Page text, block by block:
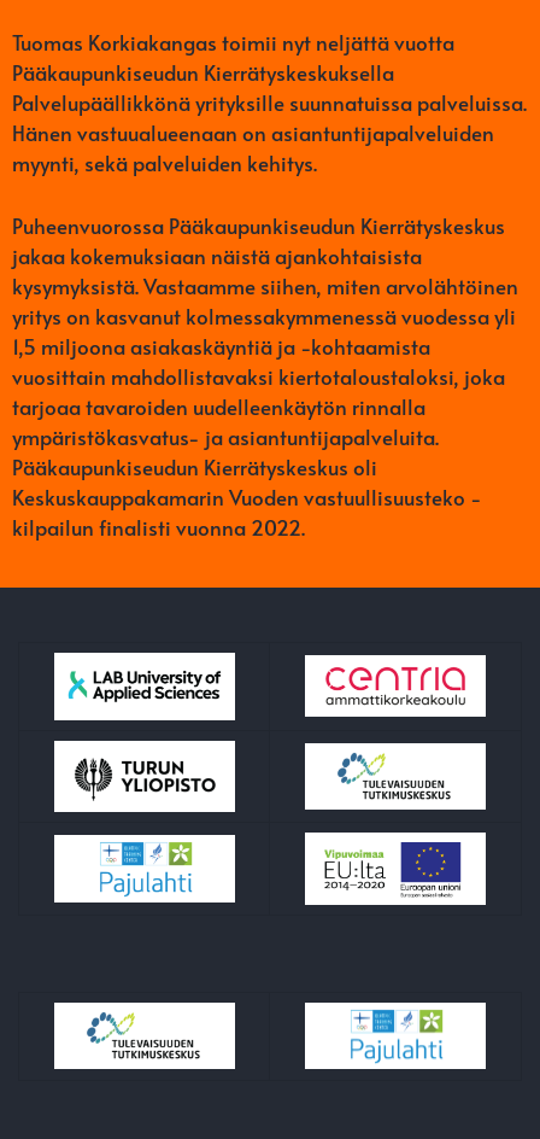
Tuomas Korkiakangas toimii nyt neljättä vuotta
Pääkaupunkiseudun Kierrätyskeskuksella
Palvelupäällikkönä yrityksille suunnatuissa palveluissa.
Hänen vastuualueenaan on asiantuntijapalveluiden
myynti, sekä palveluiden kehitys.
Puheenvuorossa Pääkaupunkiseudun Kierrätyskeskus
jakaa kokemuksiaan näistä ajankohtaisista
kysymyksistä. Vastaamme siihen, miten arvolähtöinen
yritys on kasvanut kolmessakymmenessä vuodessa yli
1,5 miljoona asiakaskäyntiä ja -kohtaamista
vuosittain mahdollistavaksi kiertotaloustaloksi, joka
tarjoaa tavaroiden uudelleenkäytön rinnalla
ympäristökasvatus- ja asiantuntijapalveluita.
Pääkaupunkiseudun Kierrätyskeskus oli
Keskuskauppakamarin Vuoden vastuullisuusteko -
kilpailun finalisti vuonna 2022.